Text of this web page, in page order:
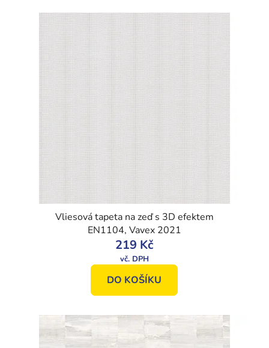
Vliesová tapeta na zeď s 3D efektem
EN1104, Vavex 2021
219 Kč
DO KOŠÍKU